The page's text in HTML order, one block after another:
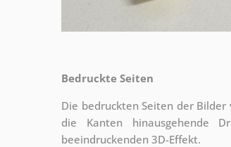
Bedruckte Seiten
Die bedruckten Seiten der
die Kanten hinausgehende
beeindruckenden 3D-Effekt.